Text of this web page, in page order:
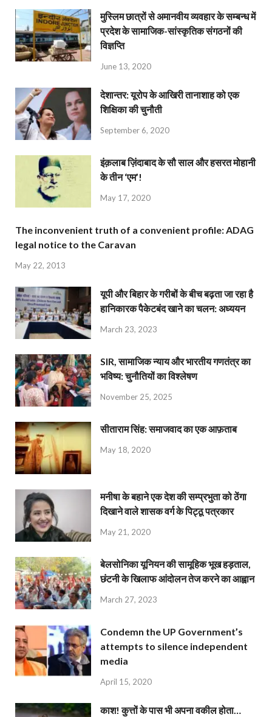
मुस्लिम छात्रों से अमानवीय व्यवहार के सम्बन्ध में
प्रदेश के सामाजिक-सांस्कृतिक संगठनों की
विज्ञप्ति
June 13, 2020
देशान्‍तर: यूरोप के आखिरी तानाशाह को एक
शिक्षिका की चुनौती
September 6, 2020
इंक़लाब ज़िंदाबाद के सौ साल और हसरत मोहानी
के तीन ‘एम’!
May 17, 2020
The inconvenient truth of a convenient profile: ADAG
legal notice to the Caravan
May 22, 2013
यूपी और बिहार के गरीबों के बीच बढ़ता जा रहा है
हानिकारक पैकेटबंद खाने का चलन: अध्ययन
March 23, 2023
SIR, सामाजिक न्याय और भारतीय गणतंत्र का
भविष्य: चुनौतियों का विश्लेषण
November 25, 2025
सीताराम सिंह: समाजवाद का एक आफ़ताब
May 18, 2020
मनीषा के बहाने एक देश की सम्प्रभुता को ठेंगा
दिखाने वाले शासक वर्ग के पिट्ठू पत्रकार
May 21, 2020
बेलसोनिका यूनियन की सामूहिक भूख हड़ताल,
छंटनी के खिलाफ आंदोलन तेज करने का आह्वान
March 27, 2023
Condemn the UP Government’s
attempts to silence independent
media
April 15, 2020
काश! कुत्तों के पास भी अपना वकील होता…